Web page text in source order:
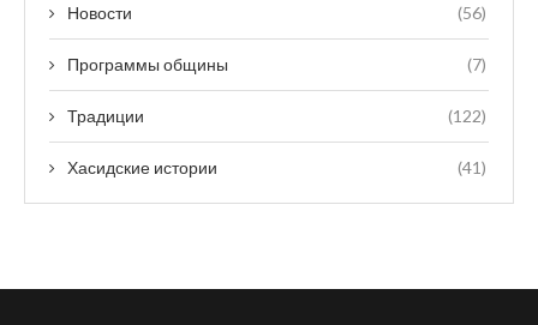
Новости (56)
Программы общины (7)
Традиции (122)
Хасидские истории (41)